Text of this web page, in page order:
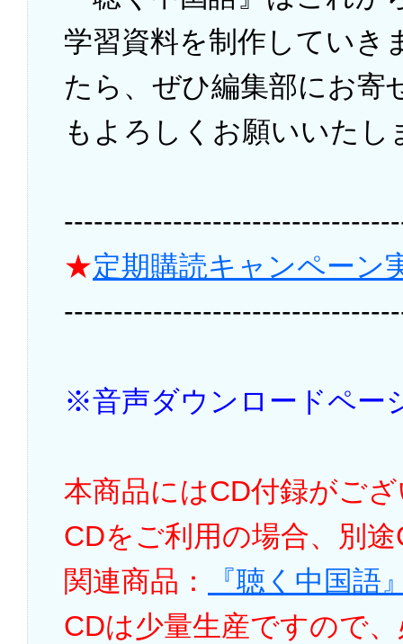
学習資料を制作していき
たら、ぜひ編集部にお寄
もよろしくお願いいたし
★定期購読キャンペーン
※音声ダウンロードペー
本商品にはCD付録がご
CDをご利用の場合、別
関連商品：
『聴く中国語
CDは少量生産ですので